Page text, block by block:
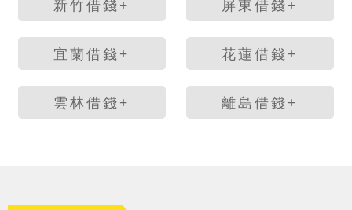
新竹借錢+ 屏東借錢+
宜蘭借錢+ 花蓮借錢+
雲林借錢+ 離島借錢+